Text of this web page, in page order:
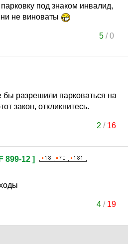
под знаком инвалид,
не виноваты
5/0
бы разрешили парковаться на
закон, откликнитесь.
2 / 16
899-12 ]
4 / 19